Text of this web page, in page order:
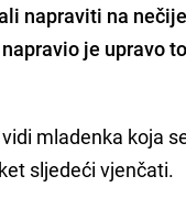
napraviti na
je upravo
mladenka koja
sljedeći vjenčati.